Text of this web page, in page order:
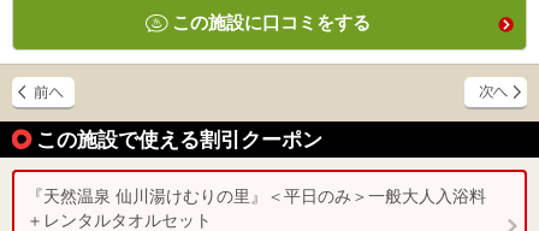
この施設に口コミをする
この施設で使える割引クーポン
『天然温泉 仙川湯けむりの里』＜平日のみ＞一般大人入浴料
＋レンタルタオルセット